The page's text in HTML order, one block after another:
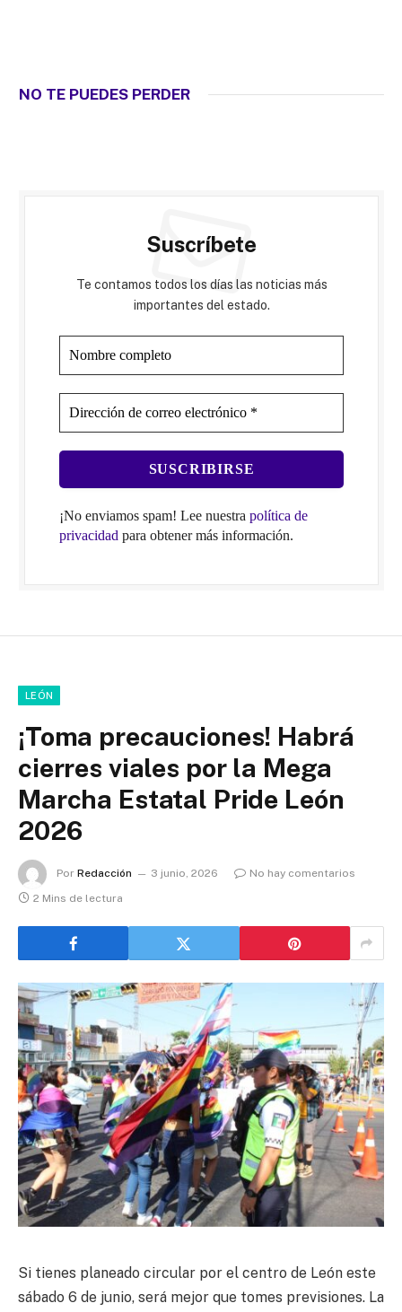
NO TE PUEDES PERDER
Suscríbete
Te contamos todos los días las noticias más
importantes del estado.
¡No enviamos spam! Lee nuestra política de
privacidad para obtener más información.
LEÓN
¡Toma precauciones! Habrá
cierres viales por la Mega
Marcha Estatal Pride León
2026
Por Redacción 3 junio, 2026
No hay comentarios
2 Mins de lectura
Si tienes planeado circular por el centro de León este
sábado 6 de junio, será mejor que tomes previsiones. La